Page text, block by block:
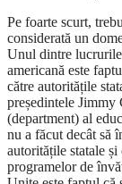
Pe foarte scurt,
considerată un
Unul dintre
americană este
către autoritățile
președintele Jimmy
(department) al
nu a făcut decât să
autoritățile statale
programelor de